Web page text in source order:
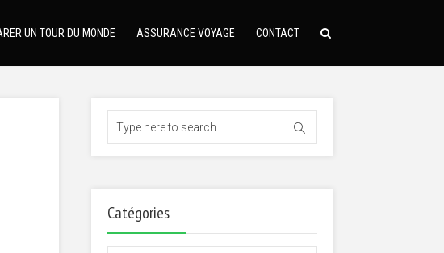
UN TOUR DU MONDE ASSURANCE VOYAGE CONTACT
Catégories